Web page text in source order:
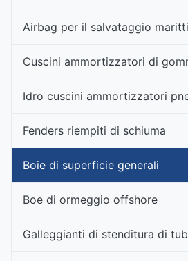
Airbag per il salvataggio
Cuscini ammortizzatori di
Idro cuscini ammortizzatori
Fenders riempiti di schiuma
Boie di superficie generali
Boe di ormeggio offshore
Galleggianti di stenditura di